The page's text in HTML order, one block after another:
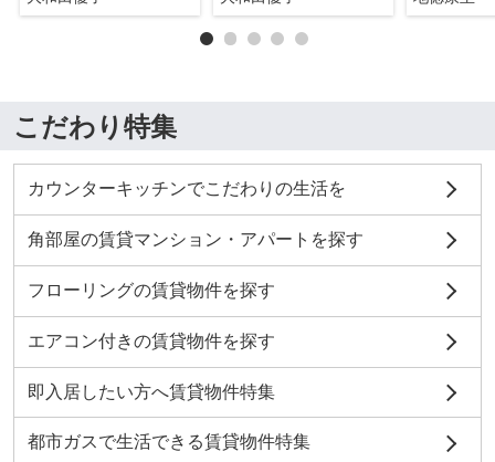
こだわり特集
カウンターキッチンでこだわりの生活を
角部屋の賃貸マンション・アパートを探す
フローリングの賃貸物件を探す
エアコン付きの賃貸物件を探す
即入居したい方へ賃貸物件特集
都市ガスで生活できる賃貸物件特集